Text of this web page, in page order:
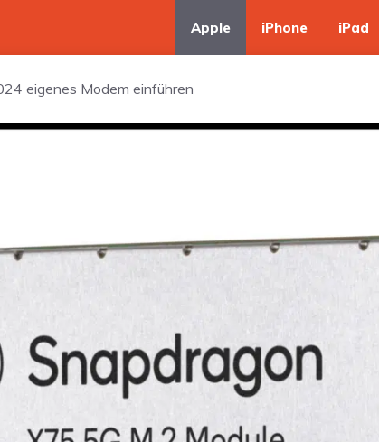
Apple iPhone iPad
eigenes Modem einführen